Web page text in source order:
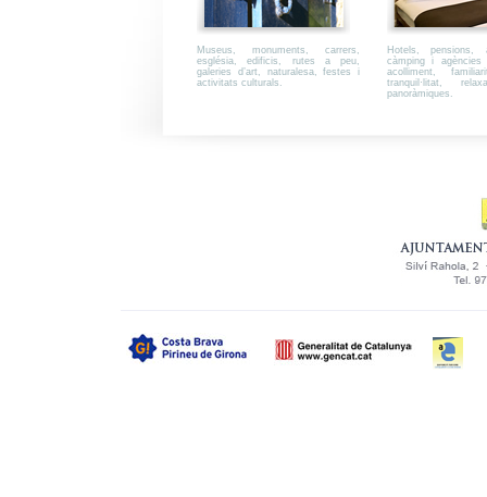
Museus, monuments, carrers,
església, edificis, rutes a peu,
galeries d’art, naturalesa, festes i
activitats culturals.
Hotels, pensions,
càmping i agències
acolliment,
tranquil·litat,
panoràmiques.